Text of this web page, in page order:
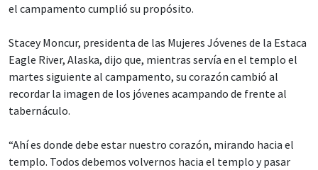
el campamento cumplió su propósito.
Stacey Moncur, presidenta de las Mujeres Jóvenes de la Estaca
Eagle River, Alaska, dijo que, mientras servía en el templo el
martes siguiente al campamento, su corazón cambió al
recordar la imagen de los jóvenes acampando de frente al
tabernáculo.
“Ahí es donde debe estar nuestro corazón, mirando hacia el
templo. Todos debemos volvernos hacia el templo y pasar